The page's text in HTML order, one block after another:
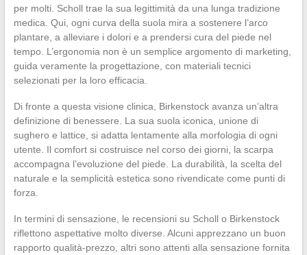
per molti. Scholl trae la sua legittimità da una lunga tradizione
medica. Qui, ogni curva della suola mira a sostenere l’arco
plantare, a alleviare i dolori e a prendersi cura del piede nel
tempo. L’ergonomia non è un semplice argomento di marketing,
guida veramente la progettazione, con materiali tecnici
selezionati per la loro efficacia.
Di fronte a questa visione clinica, Birkenstock avanza un’altra
definizione di benessere. La sua suola iconica, unione di
sughero e lattice, si adatta lentamente alla morfologia di ogni
utente. Il comfort si costruisce nel corso dei giorni, la scarpa
accompagna l’evoluzione del piede. La durabilità, la scelta del
naturale e la semplicità estetica sono rivendicate come punti di
forza.
In termini di sensazione, le recensioni su Scholl o Birkenstock
riflettono aspettative molto diverse. Alcuni apprezzano un buon
rapporto qualità-prezzo, altri sono attenti alla sensazione fornita